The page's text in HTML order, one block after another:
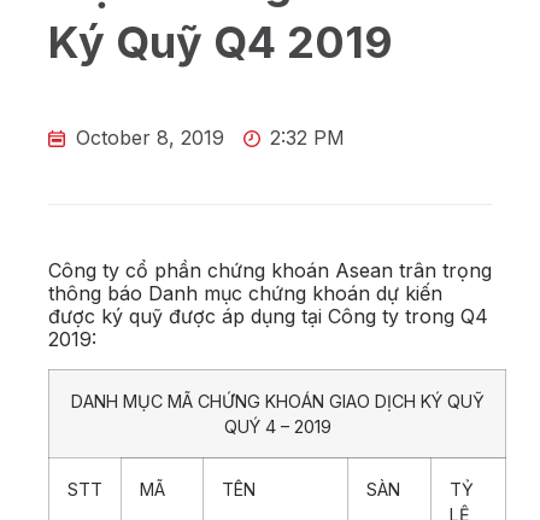
Ký Quỹ Q4 2019
October 8, 2019 2:32 PM
Công ty cổ phần chứng khoán Asean trân trọng
thông báo Danh mục chứng khoán dự kiến
được ký quỹ được áp dụng tại Công ty trong Q4
2019:
DANH MỤC MÃ CHỨNG KHOÁN GIAO DỊCH KÝ QUỸ
QUÝ 4 – 2019
STT MÃ TÊN SÀN
TỶ
LỆ